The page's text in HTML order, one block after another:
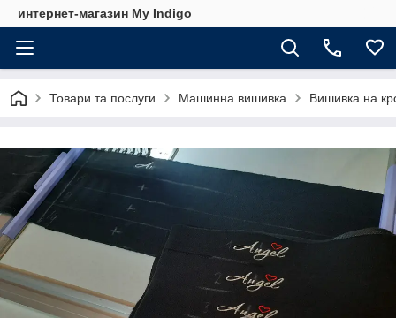
интернет-магазин My Indigo
Товари та послуги Машинна вишивка Вишивка на